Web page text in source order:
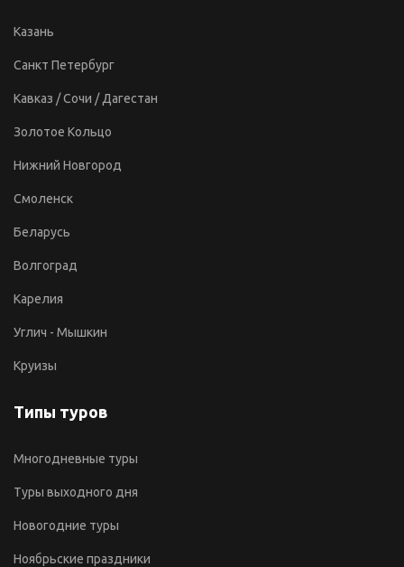
Казань
Санкт Петербург
Кавказ / Сочи / Дагестан
Золотое Кольцо
Нижний Новгород
Смоленск
Беларусь
Волгоград
Карелия
Углич - Мышкин
Круизы
Типы туров
Многодневные туры
Туры выходного дня
Новогодние туры
Ноябрьские праздники